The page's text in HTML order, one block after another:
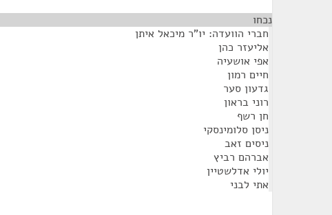
נכחו
חברי הוועדה: יו"ר מיכאל איתן
אליעזר כהן
אפי אושעיה
חיים רמון
גדעון סער
רוני בראון
חן רשף
ניסן סלומינסקי
ניסים זאב
אברהם רביץ
יולי אדלשטיין
אתי לבני